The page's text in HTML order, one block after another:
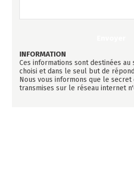
INFORMATION
Ces informations sont destinées au service que vous avez
choisi et dans le seul but de
Nous vous informons que le secret
transmises sur le réseau internet